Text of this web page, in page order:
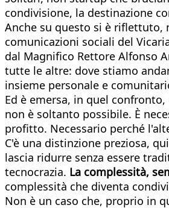
condivisione, la destinazione
Anche su questo si è riflettuto,
comunicazioni sociali del
dal Magnifico Rettore Alfonso
tutte le altre: dove stiamo
insieme personale e
Ed è emersa, in quel
non è soltanto possibile. È
profitto. Necessario perché
C'è una distinzione preziosa,
lascia ridurre senza essere
tecnocrazia. La complessità,
complessità che diventa
Non è un caso che, proprio in